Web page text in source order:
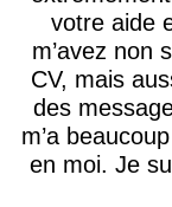
votre aide
m’avez non
CV, mais
des
m’a
en moi. Je